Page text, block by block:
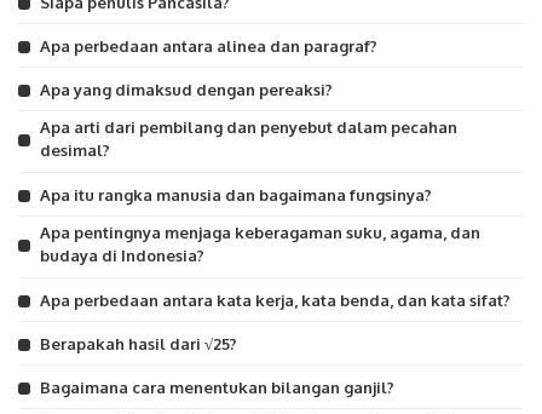
Apa perbedaan antara alinea dan paragraf?
Apa yang dimaksud dengan pereaksi?
Apa arti dari pembilang dan penyebut dalam pecahan
desimal?
Apa itu rangka manusia dan bagaimana fungsinya?
Apa pentingnya menjaga keberagaman suku, agama, dan
budaya di Indonesia?
Apa perbedaan antara kata kerja, kata benda, dan kata sifat?
Berapakah hasil dari √25?
Bagaimana cara menentukan bilangan ganjil?